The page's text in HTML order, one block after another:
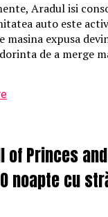
Aradul isi
auto este
masina expusa
de a merge
of Princes
noapte cu